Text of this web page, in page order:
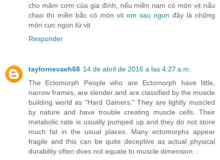
cho măm cơm của gia đình, nếu miền nam có món vịt nấu
chao thì miền bắc có món vit om sau ngon đây là những
món cực ngon từ vịt
Responder
taylornevaeh68 14 de abril de 2016 a las 4:27 a.m.
The Ectomorph People who are Ectomorph have little,
narrow frames, are slender and are classified by the muscle
building world as "Hard Gainers." They are lightly muscled
by nature and have trouble creating muscle cells. Their
metabolic rate is usually pumped up and they do not store
much fat in the usual places. Many ectomorphs appear
fragile and this can be quite deceptive as actual physical
durability often does not equate to muscle dimension. .